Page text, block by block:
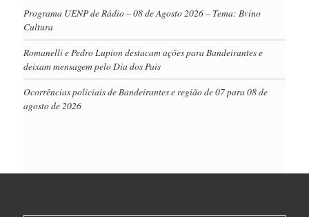
Programa UENP de Rádio – 08 de Agosto 2026 – Tema: Bvino
Cultura
Romanelli e Pedro Lupion destacam ações para Bandeirantes e
deixam mensagem pelo Dia dos Pais
Ocorrências policiais de Bandeirantes e região de 07 para 08 de
agosto de 2026